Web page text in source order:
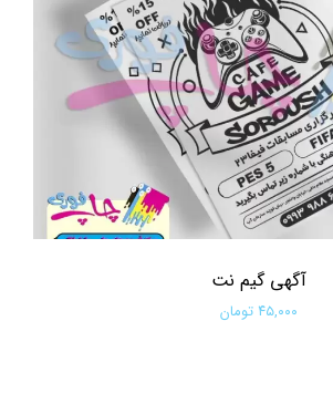
آگهی گیم نت
۴۵,۰۰۰ تومان